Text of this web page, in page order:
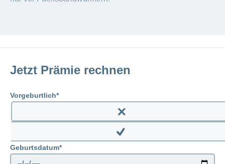
Jetzt Prämie rechnen
Vorgeburtlich
Enable
prenatal
Disable
Geburtsdatum